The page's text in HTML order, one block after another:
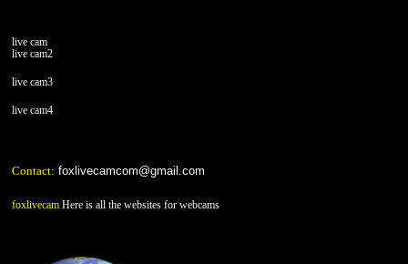
live cam
live cam2
live cam3
live cam4
Contact: foxlivecamcom@gmail.com
foxlivecam Here is all the websites for webcams